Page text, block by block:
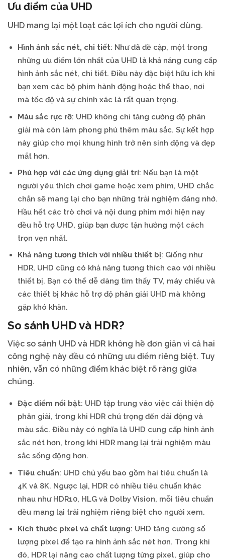
Ưu điểm của UHD
UHD mang lại một loạt các lợi ích cho người dùng.
Hình ảnh sắc nét, chi tiết: Như đã đề cập, một trong
những ưu điểm lớn nhất của UHD là khả năng cung cấp
hình ảnh sắc nét, chi tiết. Điều này đặc biệt hữu ích khi
bạn xem các bộ phim hành động hoặc thể thao, nơi
mà tốc độ và sự chính xác là rất quan trọng.
Màu sắc rực rỡ: UHD không chỉ tăng cường độ phân
giải mà còn làm phong phú thêm màu sắc. Sự kết hợp
này giúp cho mọi khung hình trở nên sinh động và đẹp
mắt hơn.
Phù hợp với các ứng dụng giải trí: Nếu bạn là một
người yêu thích chơi game hoặc xem phim, UHD chắc
chắn sẽ mang lại cho bạn những trải nghiệm đáng nhớ.
Hầu hết các trò chơi và nội dung phim mới hiện nay
đều hỗ trợ UHD, giúp bạn được tận hưởng một cách
trọn vẹn nhất.
Khả năng tương thích với nhiều thiết bị: Giống như
HDR, UHD cũng có khả năng tương thích cao với nhiều
thiết bị. Bạn có thể dễ dàng tìm thấy TV, máy chiếu và
các thiết bị khác hỗ trợ độ phân giải UHD mà không
gặp khó khăn.
So sánh UHD và HDR?
Việc so sánh UHD và HDR không hề đơn giản vì cả hai
công nghệ này đều có những ưu điểm riêng biệt. Tuy
nhiên, vẫn có những điểm khác biệt rõ ràng giữa
chúng.
Đặc điểm nổi bật: UHD tập trung vào việc cải thiện độ
phân giải, trong khi HDR chú trọng đến dải động và
màu sắc. Điều này có nghĩa là UHD cung cấp hình ảnh
sắc nét hơn, trong khi HDR mang lại trải nghiệm màu
sắc sống động hơn.
Tiêu chuẩn: UHD chủ yếu bao gồm hai tiêu chuẩn là
4K và 8K. Ngược lại, HDR có nhiều tiêu chuẩn khác
nhau như HDR10, HLG và Dolby Vision, mỗi tiêu chuẩn
đều mang lại trải nghiệm riêng biệt cho người xem.
Kích thước pixel và chất lượng: UHD tăng cường số
lượng pixel để tạo ra hình ảnh sắc nét hơn. Trong khi
đó, HDR lại nâng cao chất lượng từng pixel, giúp cho